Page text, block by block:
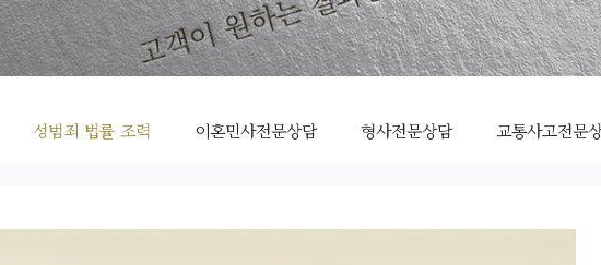
성범죄 법률 조력 이혼민사전문상담 형사전문상담 교통사고전문